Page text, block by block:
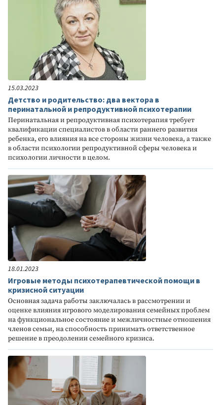
15.03.2023
Детство и родительство: два вектора в
перинатальной и репродуктивной психотерапии
Перинатальная и репродуктивная психотерапия требует
квалификации специалистов в области раннего развития
ребенка, его влияния на все стороны жизни человека, а также
в области психологии репродуктивной сферы человека и
психологии личности в целом.
18.01.2023
Игровые методы психотерапевтической помощи в
кризисной ситуации
Основная задача работы заключалась в рассмотрении и
оценке влияния игрового моделирования семейных проблем
на функциональное состояние и межличностные отношения
членов семьи, на способность принимать ответственное
решение в преодолении семейного кризиса.